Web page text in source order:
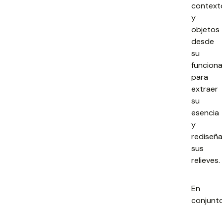
y
objetos
desde
su
para
extraer
su
esencia
y
sus
relieves.
En